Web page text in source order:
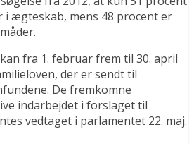
i ægteskab, mens 48 procent er
fra 1. februar frem til 30. april
der er sendt til
De fremkomne
indarbejdet i forslaget til
vedtaget i parlamentet 22. maj.